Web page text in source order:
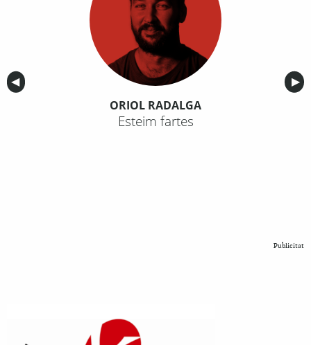
Anterior
◀︎ ▶︎
ORIOL RADALGA
Esteim fartes
Publicitat